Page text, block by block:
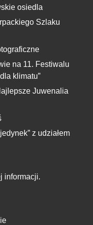
osiedla
Szlaku
na 11. Festiwalu
klimatu”
Juwenalia
z udziałem
informacji.